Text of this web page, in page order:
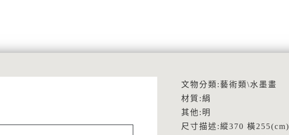
文物分類:藝術類\水墨畫
材質:絹
其他:明
尺寸描述:縱370 橫255(cm)